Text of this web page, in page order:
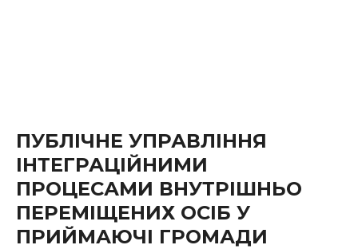
ПУБЛІЧНЕ УПРАВЛІННЯ
ІНТЕГРАЦІЙНИМИ
ПРОЦЕСАМИ ВНУТРІШНЬО
ПЕРЕМІЩЕНИХ ОСІБ У
ПРИЙМАЮЧІ ГРОМАДИ